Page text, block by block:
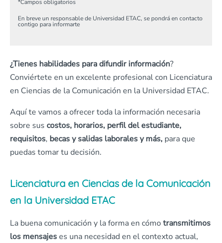
*Campos obligatorios
En breve un responsable de Universidad ETAC, se pondrá en contacto
contigo para informarte
¿Tienes habilidades para difundir información?
Conviértete en un excelente profesional con Licenciatura
en Ciencias de la Comunicación en la Universidad ETAC.
Aquí te vamos a ofrecer toda la información necesaria
sobre sus costos, horarios, perfil del estudiante,
requisitos, becas y salidas laborales y más, para que
puedas tomar tu decisión.
Licenciatura en Ciencias de la Comunicación
en la Universidad ETAC
La buena comunicación y la forma en cómo transmitimos
los mensajeses una necesidad en el contexto actual,